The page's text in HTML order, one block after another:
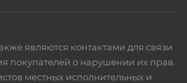
являются контактами для связи
покупателей о нарушении их прав.
местных исполнительных и